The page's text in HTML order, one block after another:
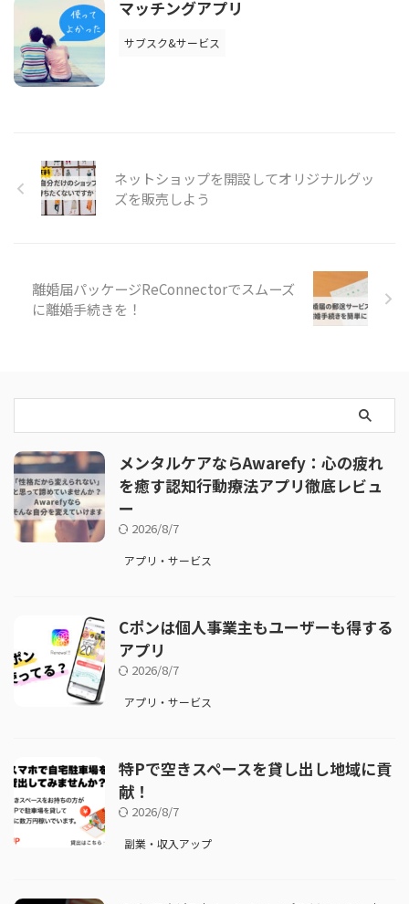
マッチングアプリ
サブスク&サービス
ネットショップを開設してオリジナルグッ
ズを販売しよう
離婚届パッケージReConnectorでスムーズ
に離婚手続きを！
メンタルケアならAwarefy：心の疲れ
を癒す認知行動療法アプリ徹底レビュ
ー
2026/8/7
アプリ・サービス
Cポンは個人事業主もユーザーも得する
アプリ
2026/8/7
アプリ・サービス
特Pで空きスペースを貸し出し地域に貢
献！
2026/8/7
副業・収入アップ